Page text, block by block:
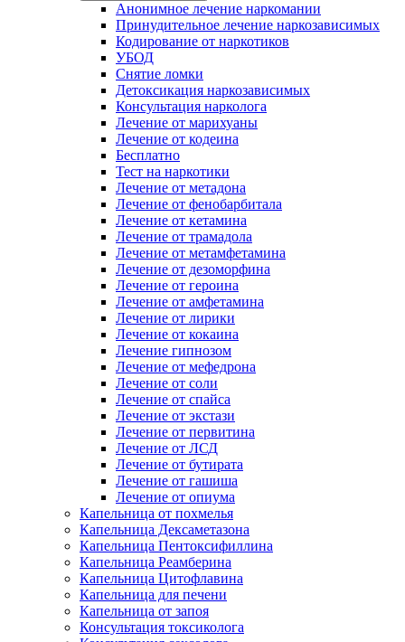
Анонимное лечение наркомании
Принудительное лечение наркозависимых
Кодирование от наркотиков
УБОД
Снятие ломки
Детоксикация наркозависимых
Консультация нарколога
Лечение от марихуаны
Лечение от кодеина
Бесплатно
Тест на наркотики
Лечение от метадона
Лечение от фенобарбитала
Лечение от кетамина
Лечение от трамадола
Лечение от метамфетамина
Лечение от дезоморфина
Лечение от героина
Лечение от амфетамина
Лечение от лирики
Лечение от кокаина
Лечение гипнозом
Лечение от мефедрона
Лечение от соли
Лечение от спайса
Лечение от экстази
Лечение от первитина
Лечение от ЛСД
Лечение от бутирата
Лечение от гашиша
Лечение от опиума
Капельница от похмелья
Капельница Дексаметазона
Капельница Пентоксифиллина
Капельница Реамберина
Капельница Цитофлавина
Капельница для печени
Капельница от запоя
Консультация токсиколога